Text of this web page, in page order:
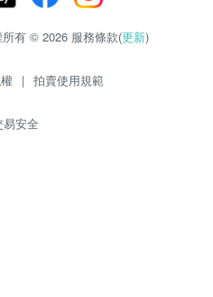
有 © 2026 服務條款(更新)
| 拍賣使用規範
易安全